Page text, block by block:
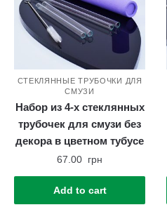
СТЕКЛЯННЫЕ ТРУБОЧКИ ДЛЯ
СМУЗИ
Набор из 4-х стеклянных
трубочек для смузи без
декора в цветном тубусе
67.00 грн
Add to cart